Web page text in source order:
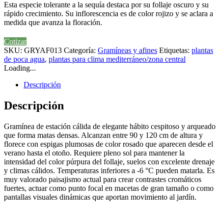
Esta especie tolerante a la sequía destaca por su follaje oscuro y su
rápido crecimiento. Su inflorescencia es de color rojizo y se aclara a
medida que avanza la floración.
Cotizar
SKU: GRYAF013 Categoría: Gramíneas y afines Etiquetas: plantas
de poca agua, plantas para clima mediterráneo/zona central
Loading...
Descripción
Descripción
Gramínea de estación cálida de elegante hábito cespitoso y arqueado
que forma matas densas. Alcanzan entre 90 y 120 cm de altura y
florece con espigas plumosas de color rosado que aparecen desde el
verano hasta el otoño. Requiere pleno sol para mantener la
intensidad del color púrpura del follaje, suelos con excelente drenaje
y climas cálidos. Temperaturas inferiores a -6 °C pueden matarla. Es
muy valorado paisajismo actual para crear contrastes cromáticos
fuertes, actuar como punto focal en macetas de gran tamaño o como
pantallas visuales dinámicas que aportan movimiento al jardín.